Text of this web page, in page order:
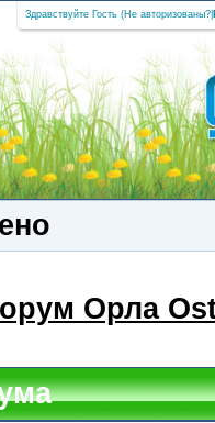
Здравствуйте Гость (Не авторизованы?
Орла